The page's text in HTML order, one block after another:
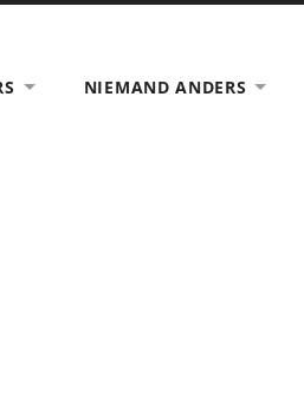
NIEMAND ANDERS